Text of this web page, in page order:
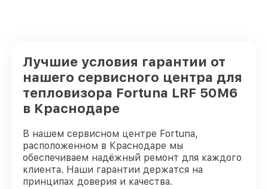
Лучшие условия гарантии от
нашего сервисного центра для
тепловизора Fortuna LRF 50M6
в Краснодаре
В нашем сервисном центре Fortuna,
расположенном в Краснодаре мы
обеспечиваем надёжный ремонт для каждого
клиента. Наши гарантии держатся на
принципах доверия и качества.